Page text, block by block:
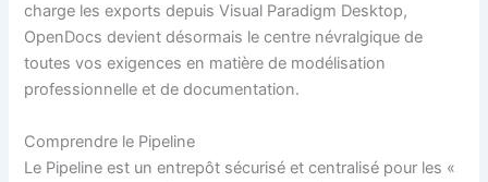
charge les exports depuis Visual Paradigm Desktop,
OpenDocs devient désormais le centre névralgique de
toutes vos exigences en matière de modélisation
professionnelle et de documentation.
Comprendre le Pipeline
Le Pipeline est un entrepôt sécurisé et centralisé pour les «